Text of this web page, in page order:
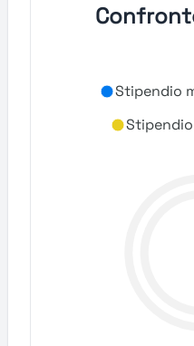
Stipendio